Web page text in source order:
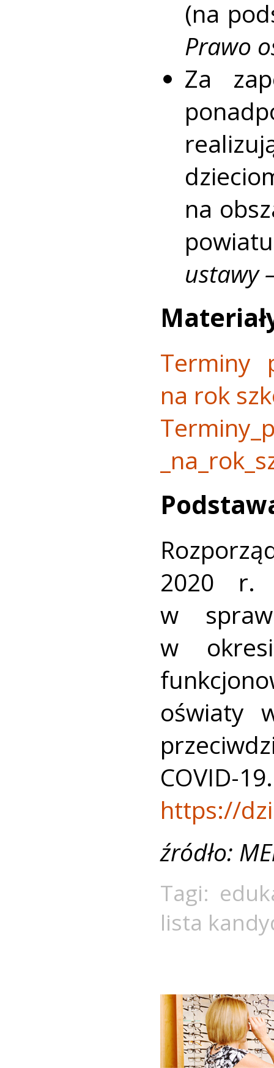
(na
Prawo
Za
na
ustawy
Terminy
na rok
2020 r.
w
w
oświaty
COVID-19.
https://
źródło:
Tagi:
lista